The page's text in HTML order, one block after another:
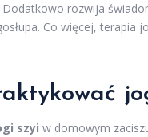
Dodatkowo rozwija
Co więcej, terapia
szyi w domowym